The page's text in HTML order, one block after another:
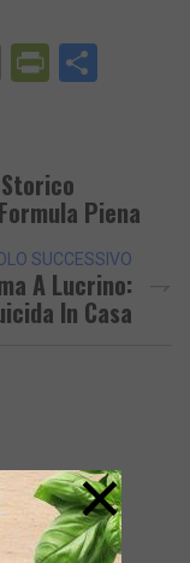
Copy
Piena
SUCCESSIVO
A Lucrino:
In Casa
×